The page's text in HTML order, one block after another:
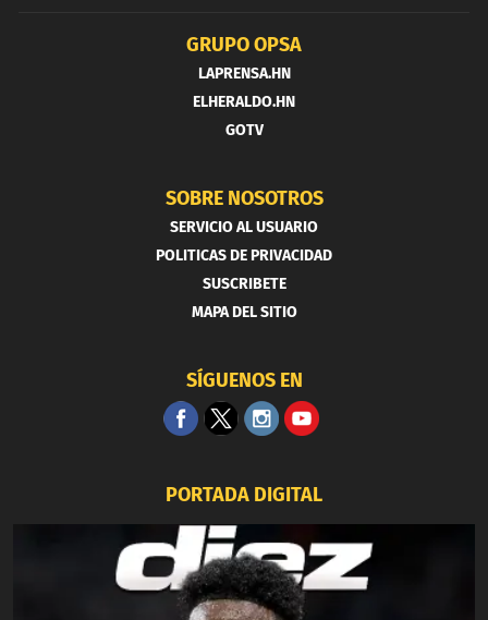
GRUPO OPSA
LAPRENSA.HN
ELHERALDO.HN
GOTV
SOBRE NOSOTROS
SERVICIO AL USUARIO
POLITICAS DE PRIVACIDAD
SUSCRIBETE
MAPA DEL SITIO
SÍGUENOS EN
PORTADA DIGITAL